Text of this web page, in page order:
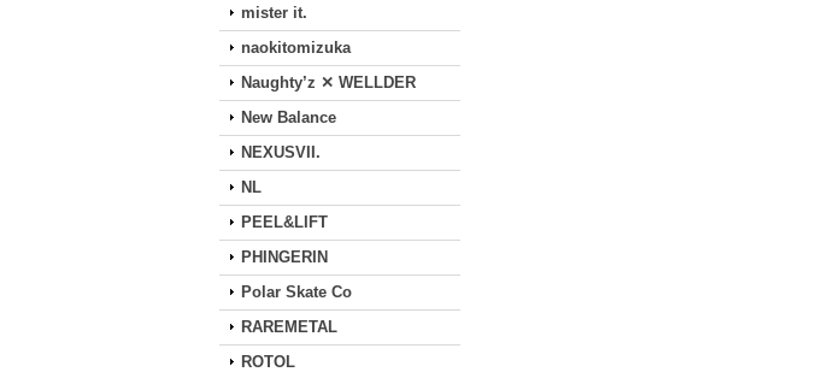
mister it.
naokitomizuka
Naughty’z ✕ WELLDER
New Balance
NEXUSVII.
NL
PEEL&LIFT
PHINGERIN
Polar Skate Co
RAREMETAL
ROTOL